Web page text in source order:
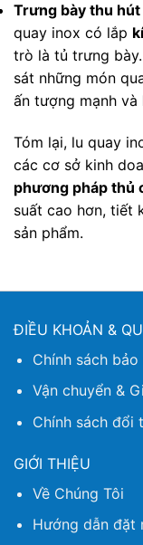
Trưng bày thu
quay inox có lắp
trò là tủ trưng
sát những món
ấn tượng mạnh và
Tóm lại, lu quay
các cơ sở kinh
phương pháp thủ
suất cao hơn, tiết
sản phẩm.
ĐIỀU KHOẢN &
Chính sách bảo
Vận chuyển &
Chính sách đổi
GIỚI THIỆU
Về Chúng Tôi
Hướng dẫn đặt